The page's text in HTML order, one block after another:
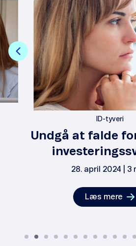
ID-tyveri
Undgå at falde
28. april 2024 | 3
Læs mere